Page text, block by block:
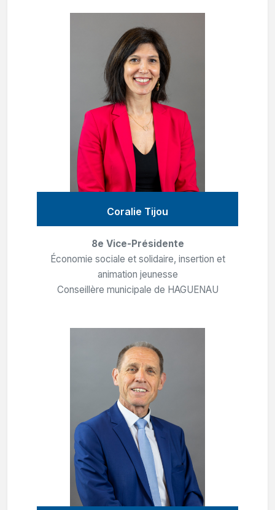
Coralie Tijou
8e Vice-Présidente
Économie sociale et solidaire, insertion et
animation jeunesse
Conseillère municipale de HAGUENAU